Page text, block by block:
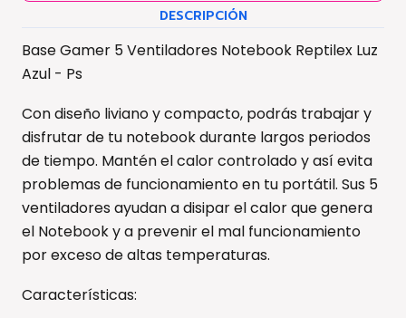
DESCRIPCIÓN
Base Gamer 5 Ventiladores Notebook Reptilex Luz
Azul - Ps
Con diseño liviano y compacto, podrás trabajar y
disfrutar de tu notebook durante largos periodos
de tiempo. Mantén el calor controlado y así evita
problemas de funcionamiento en tu portátil. Sus 5
ventiladores ayudan a disipar el calor que genera
el Notebook y a prevenir el mal funcionamiento
por exceso de altas temperaturas.
Características: